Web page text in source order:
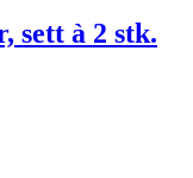
sett à 2 stk.